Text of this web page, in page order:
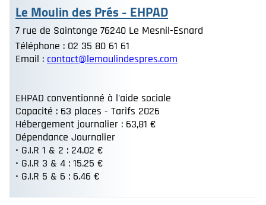
Le Moulin des Prés - EHPAD
7 rue de Saintonge 76240 Le Mesnil-Esnard
Téléphone : 02 35 80 61 61
Email : contact@lemoulindespres.com
EHPAD conventionné à l'aide sociale
Capacité : 63 places - Tarifs 2026
Hébergement journalier : 63,81 €
Dépendance Journalier
• G.I.R 1 & 2 : 24.02 €
• G.I.R 3 & 4 : 15.25 €
• G.I.R 5 & 6 : 6.46 €